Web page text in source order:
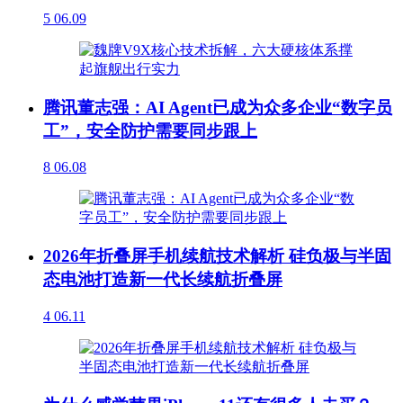
5 06.09
腾讯董志强：AI Agent已成为众多企业“数字员
工”，安全防护需要同步跟上
8 06.08
2026年折叠屏手机续航技术解析 硅负极与半固
态电池打造新一代长续航折叠屏
4 06.11